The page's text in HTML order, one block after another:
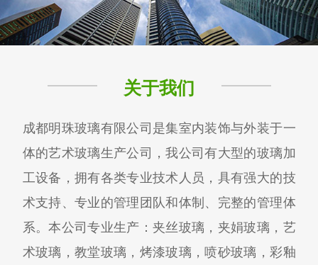
关于我们
成都明珠玻璃有限公司是集室内装饰与外装于一
体的艺术玻璃生产公司，我公司有大型的玻璃加
工设备，拥有各类专业技术人员，具有强大的技
术支持、专业的管理团队和体制、完整的管理体
系。本公司专业生产：夹丝玻璃，夹娟玻璃，艺
术玻璃，教堂玻璃，烤漆玻璃，喷砂玻璃，彩釉